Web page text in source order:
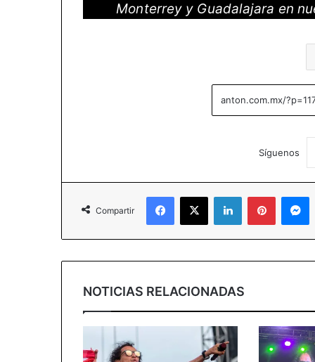
Monterrey y Guadalajara en
Síguenos
Compartir
NOTICIAS RELACIONADAS